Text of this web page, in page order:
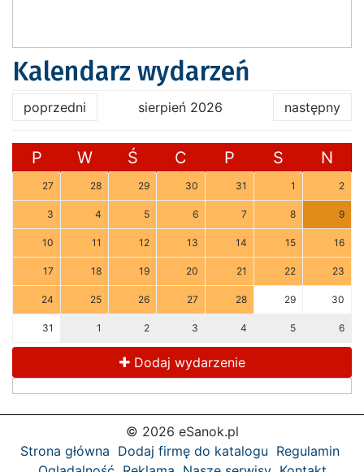
Kalendarz wydarzeń
poprzedni sierpień 2026 następny
P W Ś C P S N
27 28 29 30 31 1 2
3 4 5 6 7 8 9
10 11 12 13 14 15 16
17 18 19 20 21 22 23
24 25 26 27 28 29 30
31 1 2 3 4 5 6
Dodaj wydarzenie
© 2026 eSanok.pl
Strona główna Dodaj firmę do katalogu Regulamin